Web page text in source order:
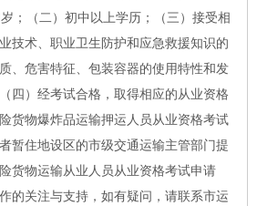
；（二）初中以上学历；（三）接受相
技术、职业卫生防护和应急救援知识的
、危害特征、包装容器的使用特性和发
四）经考试合格，取得相应的从业资格
货物爆炸品运输押运人员从业资格考试
暂住地设区的市级交通运输主管部门提
货物运输从业人员从业资格考试申请
的关注与支持，如有疑问，请联系市运